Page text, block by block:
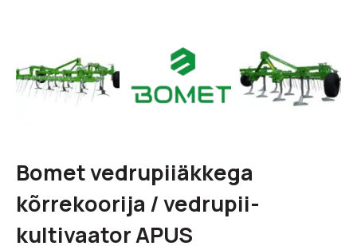
Bomet vedrupiiäkkega
kõrrekoorija / vedrupii-
kultivaator APUS